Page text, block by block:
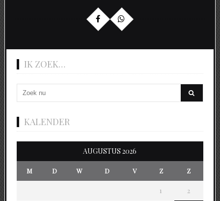
IK ZOEK…
KALENDER
AUGUSTUS 2026
M D W D V Z Z
1 2